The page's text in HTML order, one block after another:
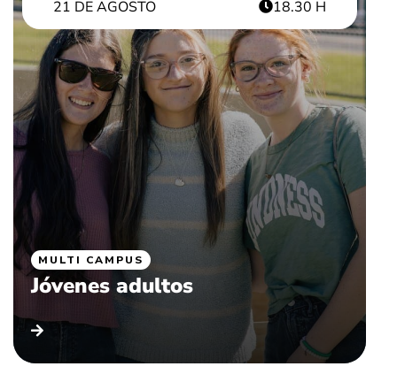
21 DE AGOSTO 18.30 H
MULTI CAMPUS
Jóvenes adultos